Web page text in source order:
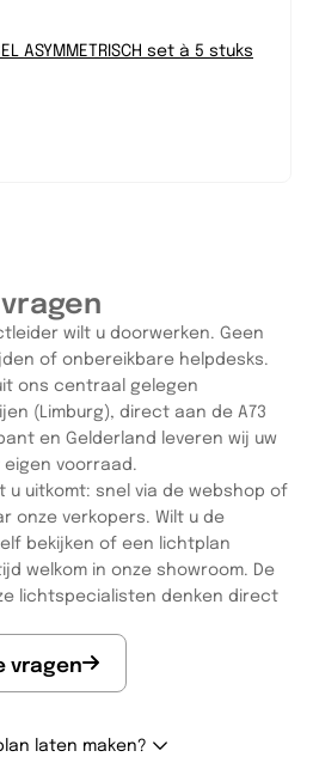
ASYMMETRISCH set à 5 stuks
wilt u doorwerken. Geen
of onbereikbare helpdesks.
ons centraal gelegen
(Limburg), direct aan de A73
en Gelderland leveren wij uw
voorraad.
u uitkomt: snel via de webshop of
onze verkopers. Wilt u de
bekijken of een lichtplan
welkom in onze showroom. De
lichtspecialisten denken direct
vragen
laten maken?